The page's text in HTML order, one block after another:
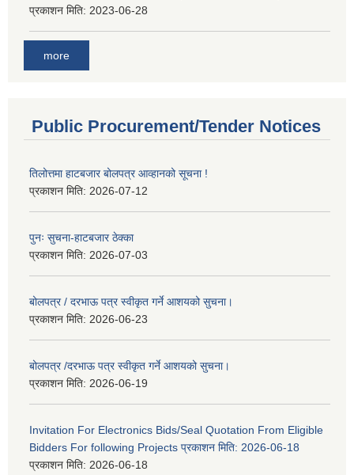
प्रकाशन मिति: 2023-06-28
more
Public Procurement/Tender Notices
तिलोत्तमा हाटबजार बोलपत्र आव्हानको सूचना !
प्रकाशन मिति: 2026-07-12
पुनः सुचना-हाटबजार ठेक्का
प्रकाशन मिति: 2026-07-03
बोलपत्र / दरभाऊ पत्र स्वीकृत गर्ने आशयको सुचना।
प्रकाशन मिति: 2026-06-23
बोलपत्र /दरभाऊ पत्र स्वीकृत गर्ने आशयको सुचना।
प्रकाशन मिति: 2026-06-19
Invitation For Electronics Bids/Seal Quotation From Eligible
Bidders For following Projects प्रकाशन मिति: 2026-06-18
प्रकाशन मिति: 2026-06-18